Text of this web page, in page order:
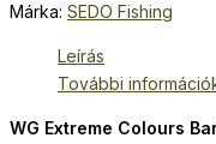
Márka: SEDO Fishing
Leírás
További
WG Extreme Colours